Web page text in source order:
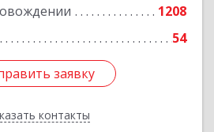
1208
54
заявку
контакты
заявку
Назад